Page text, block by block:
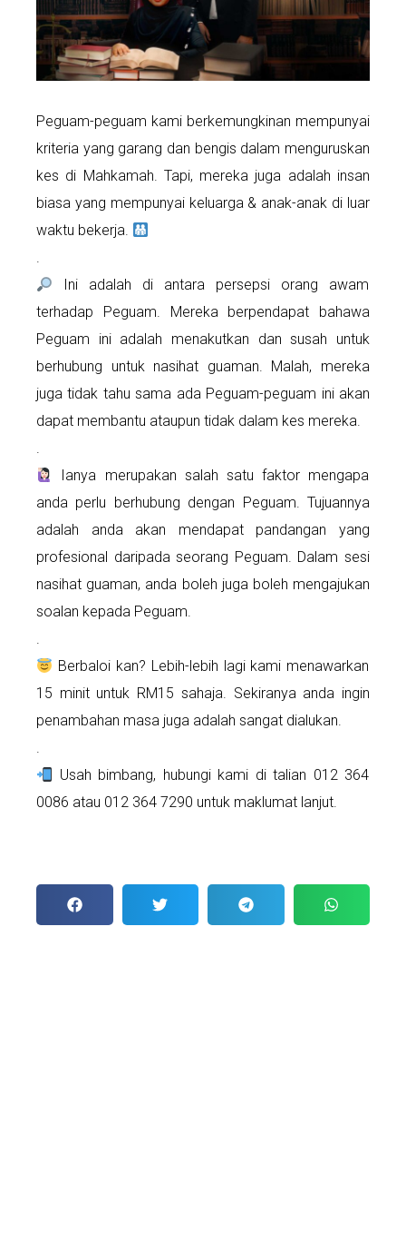
Peguam-peguam kami berkemungkinan mempunyai
kriteria yang garang dan bengis dalam menguruskan
kes di Mahkamah. Tapi, mereka juga adalah insan
biasa yang mempunyai keluarga & anak-anak di luar
waktu bekerja.
.
Ini adalah di antara persepsi orang awam
terhadap Peguam. Mereka berpendapat bahawa
Peguam ini adalah menakutkan dan susah untuk
berhubung untuk nasihat guaman. Malah, mereka
juga tidak tahu sama ada Peguam-peguam ini akan
dapat membantu ataupun tidak dalam kes mereka.
.
Ianya merupakan salah satu faktor mengapa
anda perlu berhubung dengan Peguam. Tujuannya
adalah anda akan mendapat pandangan yang
profesional daripada seorang Peguam. Dalam sesi
nasihat guaman, anda boleh juga boleh mengajukan
soalan kepada Peguam.
.
Berbaloi kan? Lebih-lebih lagi kami menawarkan
15 minit untuk RM15 sahaja. Sekiranya anda ingin
penambahan masa juga adalah sangat dialukan.
.
Usah bimbang, hubungi kami di talian 012 364
0086 atau 012 364 7290 untuk maklumat lanjut.